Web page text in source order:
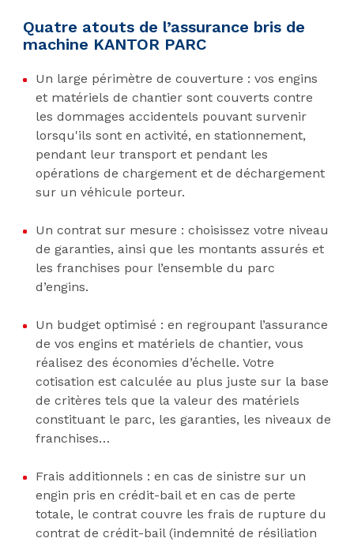
Quatre atouts de l’assurance bris de
machine KANTOR PARC
Un large périmètre de couverture : vos engins
et matériels de chantier sont couverts contre
les dommages accidentels pouvant survenir
lorsqu'ils sont en activité, en stationnement,
pendant leur transport et pendant les
opérations de chargement et de déchargement
sur un véhicule porteur.
Un contrat sur mesure : choisissez votre niveau
de garanties, ainsi que les montants assurés et
les franchises pour l’ensemble du parc
d’engins.
Un budget optimisé : en regroupant l’assurance
de vos engins et matériels de chantier, vous
réalisez des économies d’échelle. Votre
cotisation est calculée au plus juste sur la base
de critères tels que la valeur des matériels
constituant le parc, les garanties, les niveaux de
franchises…
Frais additionnels : en cas de sinistre sur un
engin pris en crédit-bail et en cas de perte
totale, le contrat couvre les frais de rupture du
contrat de crédit-bail (indemnité de résiliation